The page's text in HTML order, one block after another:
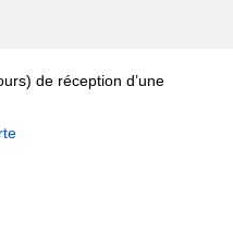
de réception d’une